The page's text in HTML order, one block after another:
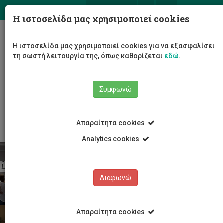
Σχολή Καλών και Εφαρμοσμένων Τεχνών
Τμήμα Πολυμέσων και Γραφικών Τεχνών
Η ιστοσελίδα μας χρησιμοποιεί cookies
Η ιστοσελίδα μας χρησιμοποιεί cookies για να εξασφαλίσει
τη σωστή λειτουργία της, όπως καθορίζεται εδώ.
Συμφωνώ
Απαραίτητα cookies
Analytics cookies
Διαφωνώ
Απαραίτητα cookies